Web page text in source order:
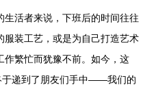
生活者来说，下班后的时间往往
装工艺，或是为自己打造艺术
作繁忙而犹豫不前。如今，这
于递到了朋友们手中——我们的